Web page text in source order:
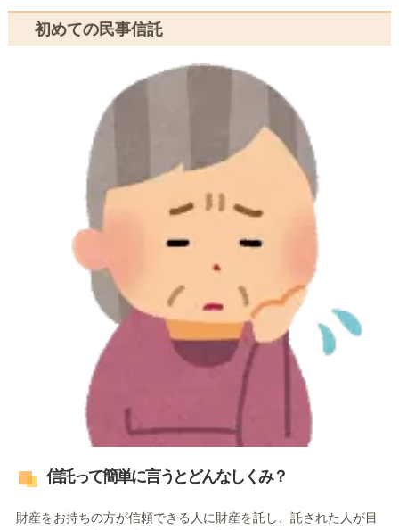
初めての民事信託
信託って簡単に言うとどんなしくみ？
財産をお持ちの方が信頼できる人に財産を託し、託された人が目